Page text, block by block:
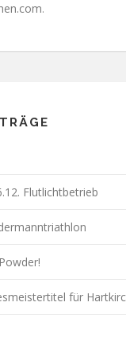
.
Flutlichtbetrieb
für